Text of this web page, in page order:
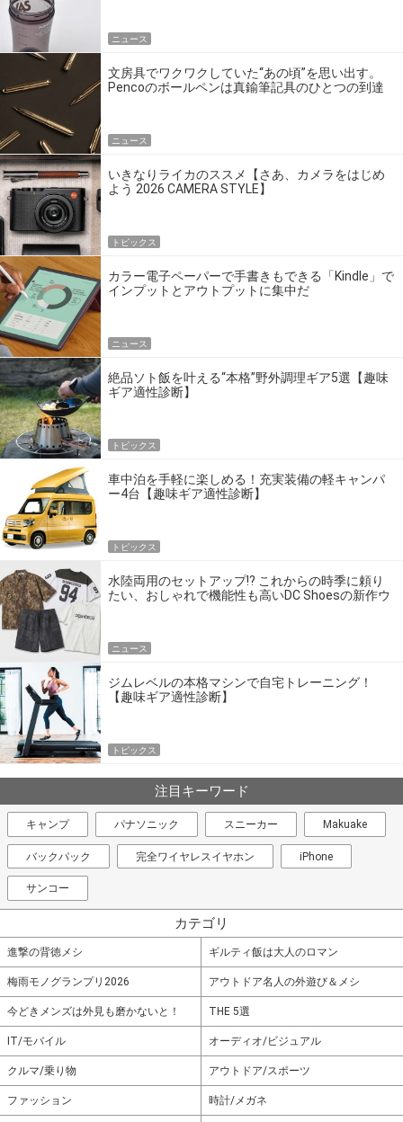
ニュース
文房具でワクワクしていた“あの頃”を思い出す。
Pencoのボールペンは真鍮筆記具のひとつの到達
ニュース
いきなりライカのススメ【さあ、カメラをはじめ
よう 2026 CAMERA STYLE】
トピックス
カラー電子ペーパーで手書きもできる「Kindle」で
インプットとアウトプットに集中だ
ニュース
絶品ソト飯を叶える“本格”野外調理ギア5選【趣味
ギア適性診断】
トピックス
車中泊を手軽に楽しめる！充実装備の軽キャンパ
ー4台【趣味ギア適性診断】
トピックス
水陸両用のセットアップ!? これからの時季に頼り
たい、おしゃれで機能性も高いDC Shoesの新作ウ
ニュース
ジムレベルの本格マシンで自宅トレーニング！
【趣味ギア適性診断】
トピックス
注目キーワード
キャンプ パナソニック スニーカー Makuake
バックパック 完全ワイヤレスイヤホン iPhone
サンコー
カテゴリ
進撃の背徳メシ ギルティ飯は大人のロマン
梅雨モノグランプリ2026 アウトドア名人の外遊び＆メシ
今どきメンズは外見も磨かないと！ THE 5選
IT/モバイル オーディオ/ビジュアル
クルマ/乗り物 アウトドア/スポーツ
ファッション 時計/メガネ